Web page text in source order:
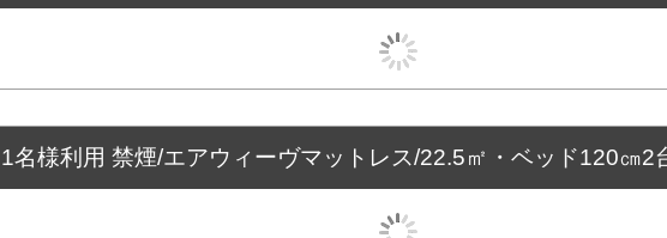
1名様利用 禁煙/エアウィーヴマットレス/22.5㎡・ベッド120㎝2